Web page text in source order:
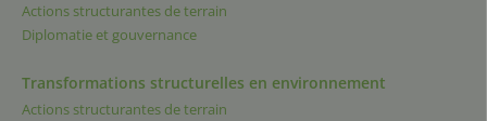
Actions structurantes de terrain
Diplomatie et gouvernance
Transformations structurelles en environnement
Actions structurantes de terrain